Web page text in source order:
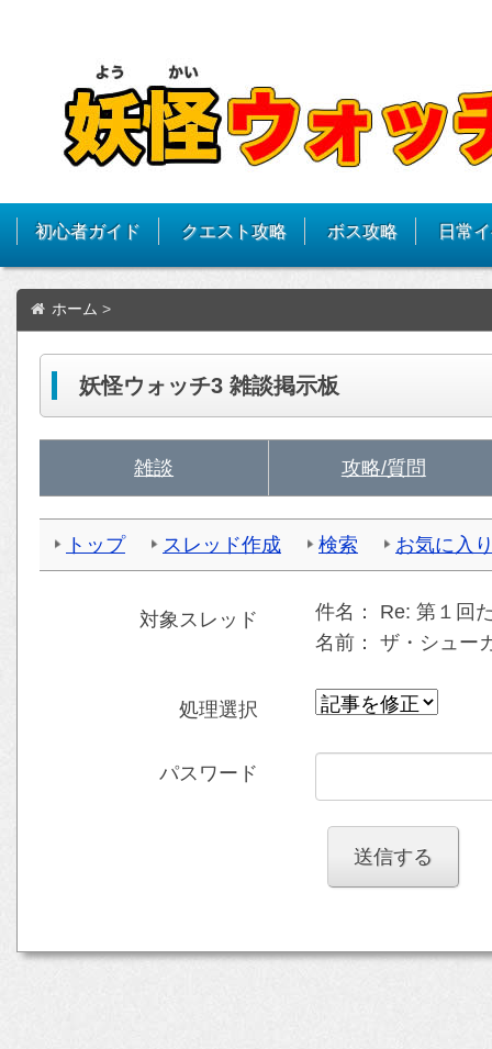
初心者ガイド クエスト攻略 ボス攻略 日常
ホーム >
妖怪ウォッチ3 雑談掲示板
雑談 攻略/質問
トップ スレッド作成 検索 お気に入
対象スレッド 件名： Re: 第１回
名前：ザ・シュー
処理選択
パスワード